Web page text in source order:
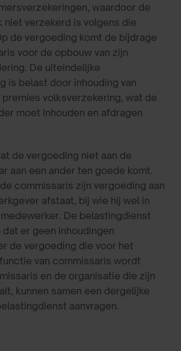
waardoor de
niet verzekerd is volgens die
de vergoeding komt de bijdrage
voor de opbouw van zijn
De uiteindelijke
is belast door inhouding van
volksverzekering, wat de
moet inhouden en afdragen
de vergoeding niet aan de
aan een ander ten goede komt.
commissaris zijn vergoeding aan
afstaat, bij wie hij wel in
De belastingdienst
er geen inhoudingen
de vergoeding die voor het
van commissaris wordt
en de organisatie die zijn
kunnen samen een dergelijke
aanvragen.